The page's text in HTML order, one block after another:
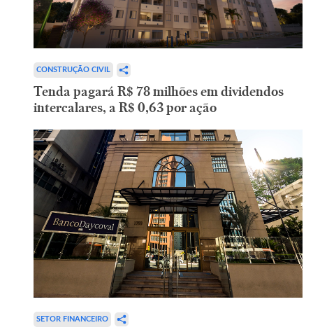
CONSTRUÇÃO CIVIL
Tenda pagará R$ 78 milhões em dividendos
intercalares, a R$ 0,63 por ação
SETOR FINANCEIRO